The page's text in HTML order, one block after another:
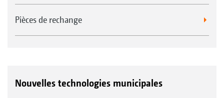
Pièces de rechange
Nouvelles technologies municipales